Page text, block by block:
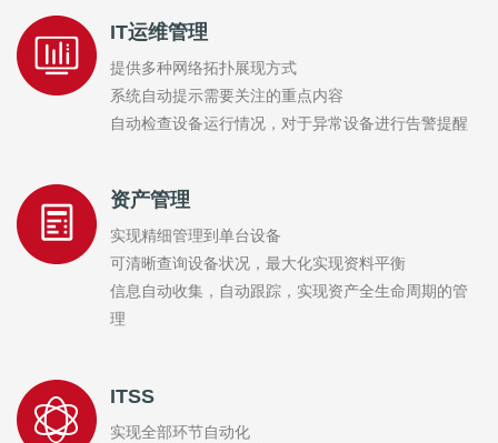
IT运维管理
提供多种网络拓扑展现方式
系统自动提示需要关注的重点内容
自动检查设备运行情况，对于异常设备进行告警提醒
资产管理
实现精细管理到单台设备
可清晰查询设备状况，最大化实现资料平衡
信息自动收集，自动跟踪，实现资产全生命周期的管
理
ITSS
实现全部环节自动化